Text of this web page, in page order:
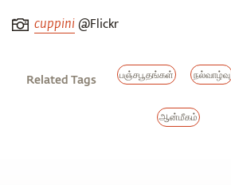
cuppini @Flickr
Related Tags பஞ்சபூதங்கள் நல்வாழ்வு
ஆன்மீகம்